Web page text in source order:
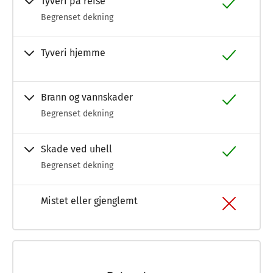
Begrenset dekning
Tyveri hjemme
Brann og vannskader
Begrenset dekning
Skade ved uhell
Begrenset dekning
Mistet eller gjenglemt